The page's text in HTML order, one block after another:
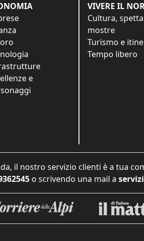
e
VIVERE IL
Cultura,
mostre
Turismo e
Tempo libero
il nostro servizio clienti è a tua
o scrivendo una mail a